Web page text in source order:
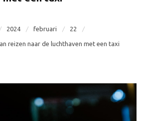
2024 februari 22
reizen naar de luchthaven met een taxi